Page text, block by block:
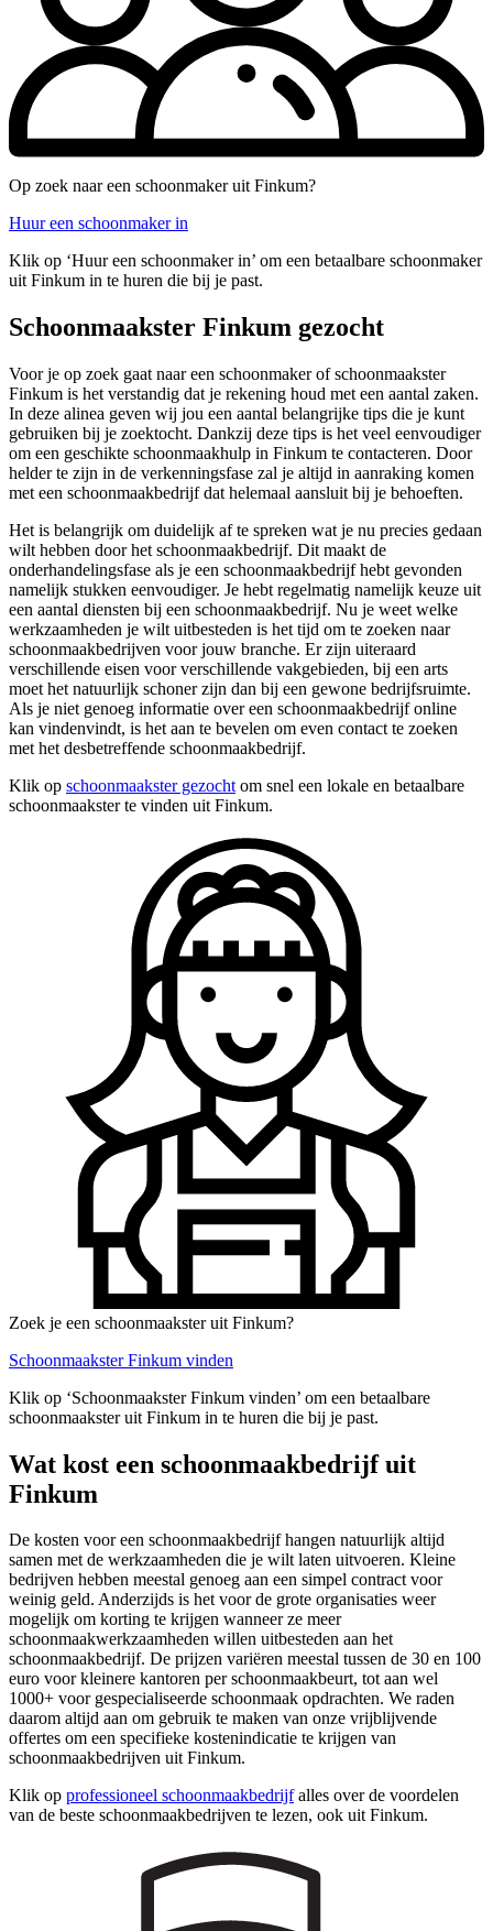
Op zoek naar een schoonmaker uit Finkum?
Huur een schoonmaker in
Klik op ‘Huur een schoonmaker in’ om een betaalbare schoonmaker
uit Finkum in te huren die bij je past.
Schoonmaakster Finkum gezocht
Voor je op zoek gaat naar een schoonmaker of schoonmaakster
Finkum is het verstandig dat je rekening houd met een aantal zaken.
In deze alinea geven wij jou een aantal belangrijke tips die je kunt
gebruiken bij je zoektocht. Dankzij deze tips is het veel eenvoudiger
om een geschikte schoonmaakhulp in Finkum te contacteren. Door
helder te zijn in de verkenningsfase zal je altijd in aanraking komen
met een schoonmaakbedrijf dat helemaal aansluit bij je behoeften.
Het is belangrijk om duidelijk af te spreken wat je nu precies gedaan
wilt hebben door het schoonmaakbedrijf. Dit maakt de
onderhandelingsfase als je een schoonmaakbedrijf hebt gevonden
namelijk stukken eenvoudiger. Je hebt regelmatig namelijk keuze uit
een aantal diensten bij een schoonmaakbedrijf. Nu je weet welke
werkzaamheden je wilt uitbesteden is het tijd om te zoeken naar
schoonmaakbedrijven voor jouw branche. Er zijn uiteraard
verschillende eisen voor verschillende vakgebieden, bij een arts
moet het natuurlijk schoner zijn dan bij een gewone bedrijfsruimte.
Als je niet genoeg informatie over een schoonmaakbedrijf online
kan vindenvindt, is het aan te bevelen om even contact te zoeken
met het desbetreffende schoonmaakbedrijf.
Klik op schoonmaakster gezocht om snel een lokale en betaalbare
schoonmaakster te vinden uit Finkum.
Zoek je een schoonmaakster uit Finkum?
Schoonmaakster Finkum vinden
Klik op ‘Schoonmaakster Finkum vinden’ om een betaalbare
schoonmaakster uit Finkum in te huren die bij je past.
Wat kost een schoonmaakbedrijf uit
Finkum
De kosten voor een schoonmaakbedrijf hangen natuurlijk altijd
samen met de werkzaamheden die je wilt laten uitvoeren. Kleine
bedrijven hebben meestal genoeg aan een simpel contract voor
weinig geld. Anderzijds is het voor de grote organisaties weer
mogelijk om korting te krijgen wanneer ze meer
schoonmaakwerkzaamheden willen uitbesteden aan het
schoonmaakbedrijf. De prijzen variëren meestal tussen de 30 en 100
euro voor kleinere kantoren per schoonmaakbeurt, tot aan wel
1000+ voor gespecialiseerde schoonmaak opdrachten. We raden
daarom altijd aan om gebruik te maken van onze vrijblijvende
offertes om een specifieke kostenindicatie te krijgen van
schoonmaakbedrijven uit Finkum.
Klik op professioneel schoonmaakbedrijfalles over de voordelen
van de beste schoonmaakbedrijven te lezen, ook uit Finkum.